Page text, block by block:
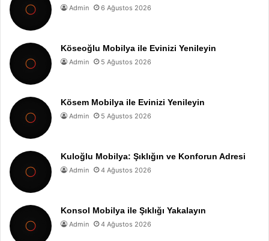
Admin 6 Ağustos 2026
Köseoğlu Mobilya ile Evinizi Yenileyin
Admin 5 Ağustos 2026
Kösem Mobilya ile Evinizi Yenileyin
Admin 5 Ağustos 2026
Kuloğlu Mobilya: Şıklığın ve Konforun Adresi
Admin 4 Ağustos 2026
Konsol Mobilya ile Şıklığı Yakalayın
Admin 4 Ağustos 2026